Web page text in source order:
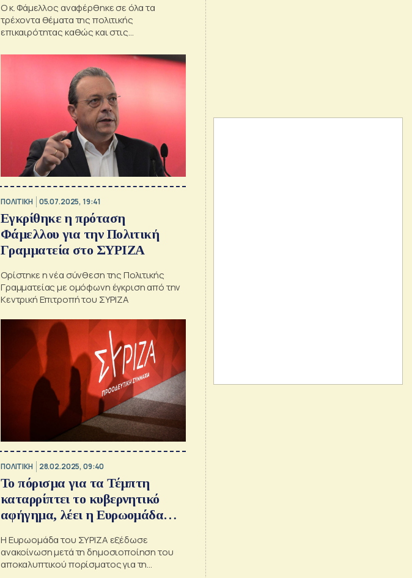
Ο κ. Φάμελλος αναφέρθηκε σε όλα τα
τρέχοντα θέματα της πολιτικής
επικαιρότητας καθώς και στις
υπάρξει πολιτική αλλαγή
ΠΟΛΙΤΙΚΗ 05.07.2025, 19:41
Εγκρίθηκε η πρόταση
Φάμελλου για την Πολιτική
Γραμματεία στο ΣΥΡΙΖΑ
Ορίστηκε η νέα σύνθεση της Πολιτικής
Γραμματείας με ομόφωνη έγκριση από την
Κεντρική Επιτροπή του ΣΥΡΙΖΑ
ΠΟΛΙΤΙΚΗ 28.02.2025, 09:40
Το πόρισμα για τα Τέμπτη
καταρρίπτει το κυβερνητικό
αφήγημα, λέει η Ευρωομάδα
Η Ευρωομάδα του ΣΥΡΙΖΑ εξέδωσε
ανακοίνωση μετά τη δημοσιοποίηση του
αποκαλυπτικού πορίσματος για τη